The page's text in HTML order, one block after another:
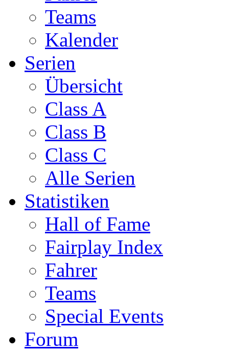
Teams
Kalender
Serien
Übersicht
Class A
Class B
Class C
Alle Serien
Statistiken
Hall of Fame
Fairplay Index
Fahrer
Teams
Special Events
Forum